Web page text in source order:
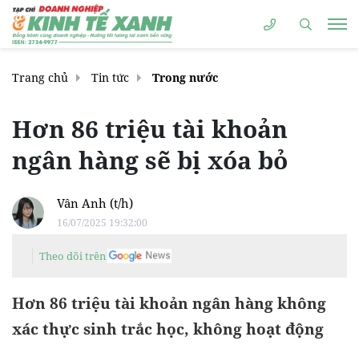
Trang chủ Tin tức Trong nước
Hơn 86 triệu tài khoản
ngân hàng sẽ bị xóa bỏ
Vân Anh (t/h)
16/07/2025 19:32:00
Theo dõi trên
Hơn 86 triệu tài khoản ngân hàng không
xác thực sinh trắc học, không hoạt động